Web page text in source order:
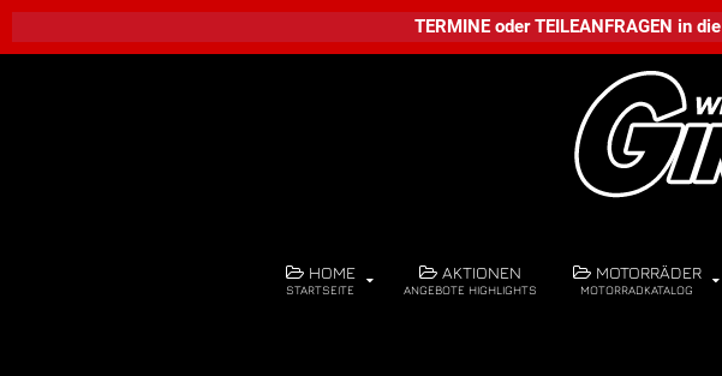
HOME
STARTSEITE
AKTIONEN
ANGEBOTE HIGHLIGHTS
MOTORRÄDER
MOTORRADKATALOG
TERMINEoderTEILEANFRAGEN in die